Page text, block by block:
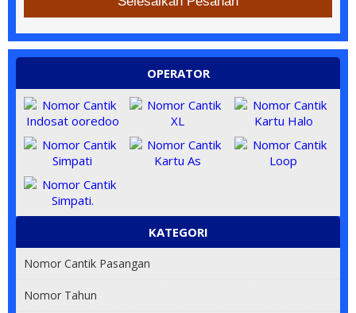
OPERATOR
KATEGORI
Nomor Cantik Pasangan
Nomor Tahun